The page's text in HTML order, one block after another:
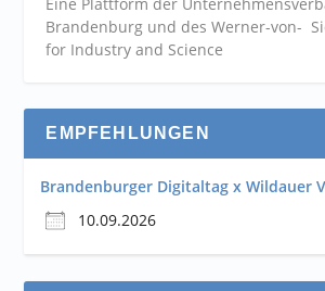
Eine Plattform der
Brandenburg und des Werner-von-
for Industry and Science
EMPFEHLUNGEN
Brandenburger Digitaltag x Wildauer
10.09.2026